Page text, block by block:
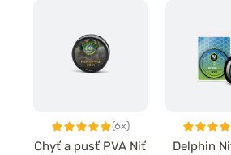
(6x)
Chyť a pusť PVA Niť
Delphin